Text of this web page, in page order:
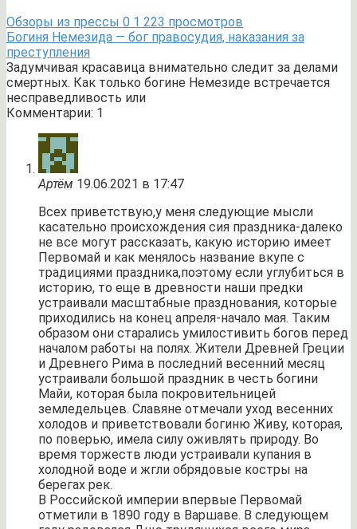
Обзоры из прессы 0 1 223 просмотров
Богиня Немезида — бог правосудия, наказания за
преступления
Задумчивая красавица внимательно следит за делами
смертных. Как только богине Немезиде встречается
несправедливость или
Комментарии: 1
Артём 19.06.2021 в 17:47
Всех приветствую,у меня следующие мысли
касательно происхождения сия праздника-далеко
не все могут рассказать, какую историю имеет
Первомай и как менялось название вкупе с
традициями праздника,поэтому если углубиться в
историю, то еще в древности наши предки
устраивали масштабные празднования, которые
приходились на конец апреля-начало мая. Таким
образом они старались умилостивить богов перед
началом работы на полях. Жители Древней Греции
и Древнего Рима в последний весенний месяц
устраивали большой праздник в честь богини
Майи, которая была покровительницей
земледельцев. Славяне отмечали уход весенних
холодов и приветствовали богиню Живу, которая,
по поверью, имела силу оживлять природу. Во
время торжеств люди устраивали купания в
холодной воде и жгли обрядовые костры на
берегах рек.
В Российской империи впервые Первомай
отметили в 1890 году в Варшаве. В следующем